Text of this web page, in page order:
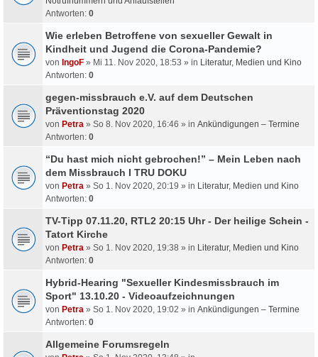
Antworten: 0
Wie erleben Betroffene von sexueller Gewalt in
Kindheit und Jugend die Corona-Pandemie?
von IngoF » Mi 11. Nov 2020, 18:53 » in Literatur, Medien und Kino
Antworten: 0
gegen-missbrauch e.V. auf dem Deutschen
Präventionstag 2020
von Petra » So 8. Nov 2020, 16:46 » in Ankündigungen – Termine
Antworten: 0
“Du hast mich nicht gebrochen!” – Mein Leben nach
dem Missbrauch I TRU DOKU
von Petra » So 1. Nov 2020, 20:19 » in Literatur, Medien und Kino
Antworten: 0
TV-Tipp 07.11.20, RTL2 20:15 Uhr - Der heilige Schein -
Tatort Kirche
von Petra » So 1. Nov 2020, 19:38 » in Literatur, Medien und Kino
Antworten: 0
Hybrid-Hearing "Sexueller Kindesmissbrauch im
Sport" 13.10.20 - Videoaufzeichnungen
von Petra » So 1. Nov 2020, 19:02 » in Ankündigungen – Termine
Antworten: 0
Allgemeine Forumsregeln